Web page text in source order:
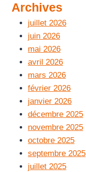
Archives
juillet 2026
juin 2026
mai 2026
avril 2026
mars 2026
février 2026
janvier 2026
décembre 2025
novembre 2025
octobre 2025
septembre 2025
juillet 2025